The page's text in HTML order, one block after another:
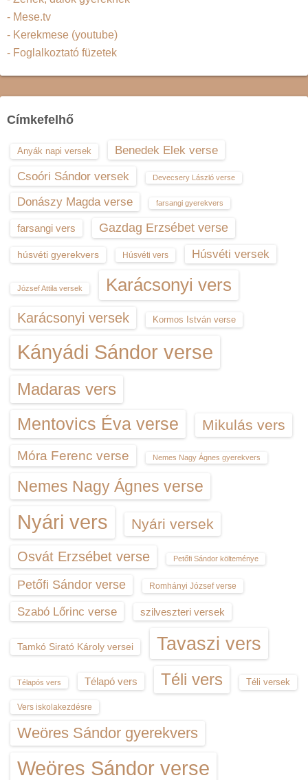
- Mese.tv
- Kerekmese (youtube)
- Foglalkoztató füzetek
Címkefelhő
Anyák napi versek
Benedek Elek verse
Csoóri Sándor versek
Devecsery László verse
Donászy Magda verse farsangi gyerekvers
farsangi vers Gazdag Erzsébet verse
húsvéti gyerekvers Húsvéti vers Húsvéti versek
József Attila versek Karácsonyi vers
Karácsonyi versek Kormos István verse
Kányádi Sándor verse
Madaras vers
Mentovics Éva verse Mikulás vers
Móra Ferenc verse Nemes Nagy Ágnes gyerekvers
Nemes Nagy Ágnes verse
Nyári vers Nyári versek
Osvát Erzsébet verse Petőfi Sándor költeménye
Petőfi Sándor verse Romhányi József verse
Szabó Lőrinc verse szilveszteri versek
Tamkó Sirató Károly versei Tavaszi vers
Télapós vers Télapó vers Téli vers Téli versek
Vers iskolakezdésre
Weöres Sándor gyerekvers
Weöres Sándor verse